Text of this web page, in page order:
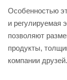
Особенностью
и регулируемая
позволяют
продукты,
компании друзей.